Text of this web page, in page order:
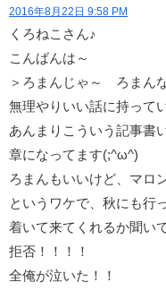
2016年8月22日 9:58 PM
くろねこさん♪
こんばんは～
＞ろまんじゃ～ ろまん
無理やりいい話に持って
あんまりこういう記事書
章になってます(;^ω^)
ろまんもいいけど、マロ
というワケで、秋にも行
着いて来てくれるか聞い
拒否！！！！
全俺が泣いた！！